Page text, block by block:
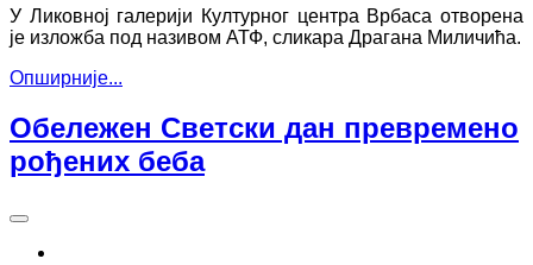
У Ликовној галерији Културног центра Врбаса отворена
је изложба под називом АТФ, сликара Драгана Миличића.
Опширније...
Обележен Светски дан превремено
рођених беба